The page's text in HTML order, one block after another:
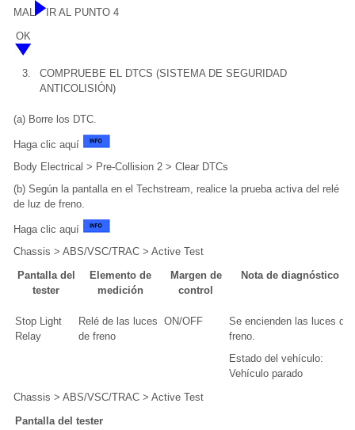
MAL
IR AL PUNTO 4
OK
3.
COMPRUEBE EL DTCS (SISTEMA DE SEGURIDAD
ANTICOLISIÓN)
(a) Borre los DTC.
Haga clic aquí
Body Electrical > Pre-Collision 2 > Clear DTCs
(b) Según la pantalla en el Techstream, realice la prueba activa del relé
de luz de freno.
Haga clic aquí
Chassis > ABS/VSC/TRAC > Active Test
Pantalla del
tester
Elemento de
medición
Margen de
control
Nota de diagnóstico
Stop Light
Relay
Relé de las luces
de freno
ON/OFF
Se encienden las luces de
freno.
Estado del vehículo:
Vehículo parado
Chassis > ABS/VSC/TRAC > Active Test
Pantalla del tester